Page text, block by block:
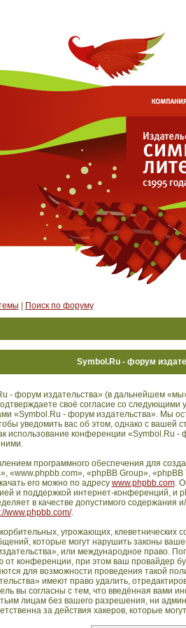
Поиск по форуму
Symbol.Ru - форум
- форум издательства» (в дальнейшем
своё согласие со
«Symbol.Ru - форум издательства». Мы
уведомить вас об этом, однако с вашей
использование конференции «Symbol.Ru
ними.
программного обеспечения для
«www.phpbb.com», «phpBB Group»,
его можно по адресу www.phpbb.com.
и поддержкой интернет-конференций, и
в качестве допустимого
www.phpbb.com/.
угрожающих, клеветнических
которые могут нарушить законы
или международное право.
конференции, при этом ваш провайдер
для возможности проведения такой
имеют право удалить,
вы согласны с тем, что введённая вами
лицам без вашего разрешения, ни
за действия хакеров, которые